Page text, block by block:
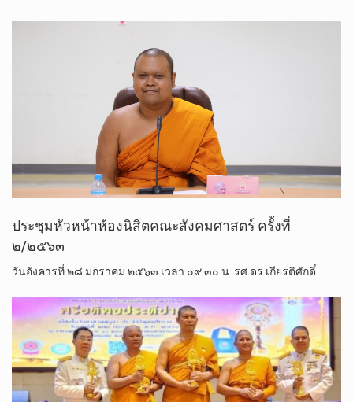
ประชุมหัวหน้าห้องนิสิตคณะสังคมศาสตร์ ครั้งที่
๒/๒๕๖๓
วันอังคารที่ ๒๘ มกราคม ๒๕๖๓ เวลา ๐๙.๓๐ น. รศ.ดร.เกียรติศักดิ์…